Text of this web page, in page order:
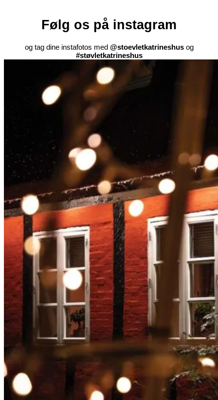
Følg os på instagram
og tag dine instafotos med @stoevletkatrineshusog
#støvletkatrineshus